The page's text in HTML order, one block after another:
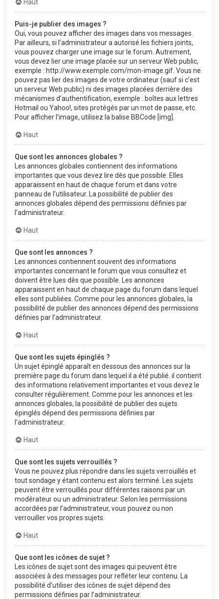
Haut
Puis-je publier des images ?
Oui, vous pouvez afficher des images dans vos messages.
Par ailleurs, si l’administrateur a autorisé les fichiers joints,
vous pouvez charger une image sur le forum. Autrement,
vous devez lier une image placée sur un serveur Web public,
exemple : http://www.exemple.com/mon-image.gif. Vous ne
pouvez pas lier des images de votre ordinateur (sauf si c’est
un serveur Web public) ni des images placées derrière des
mécanismes d’authentification, exemple : boîtes aux lettres
Hotmail ou Yahoo!, sites protégés par un mot de passe, etc.
Pour afficher l’image, utilisez la balise BBCode [img].
Haut
Que sont les annonces globales ?
Les annonces globales contiennent des informations
importantes que vous devez lire dès que possible. Elles
apparaissent en haut de chaque forum et dans votre
panneau de l’utilisateur. La possibilité de publier des
annonces globales dépend des permissions définies par
l’administrateur.
Haut
Que sont les annonces ?
Les annonces contiennent souvent des informations
importantes concernant le forum que vous consultez et
doivent être lues dès que possible. Les annonces
apparaissent en haut de chaque page du forum dans lequel
elles sont publiées. Comme pour les annonces globales, la
possibilité de publier des annonces dépend des permissions
définies par l’administrateur.
Haut
Que sont les sujets épinglés ?
Un sujet épinglé apparaît en dessous des annonces sur la
première page du forum dans lequel il a été publié. il contient
des informations relativement importantes et vous devez le
consulter régulièrement. Comme pour les annonces et les
annonces globales, la possibilité de publier des sujets
épinglés dépend des permissions définies par
l’administrateur.
Haut
Que sont les sujets verrouillés ?
Vous ne pouvez plus répondre dans les sujets verrouillés et
tout sondage y étant contenu est alors terminé. Les sujets
peuvent être verrouillés pour différentes raisons par un
modérateur ou un administrateur. Selon les permissions
accordées par l’administrateur, vous pouvez ou non
verrouiller vos propres sujets.
Haut
Que sont les icônes de sujet ?
Les icônes de sujet sont des images qui peuvent être
associées à des messages pour refléter leur contenu. La
possibilité d’utiliser des icônes de sujet dépend des
permissions définies par l’administrateur.